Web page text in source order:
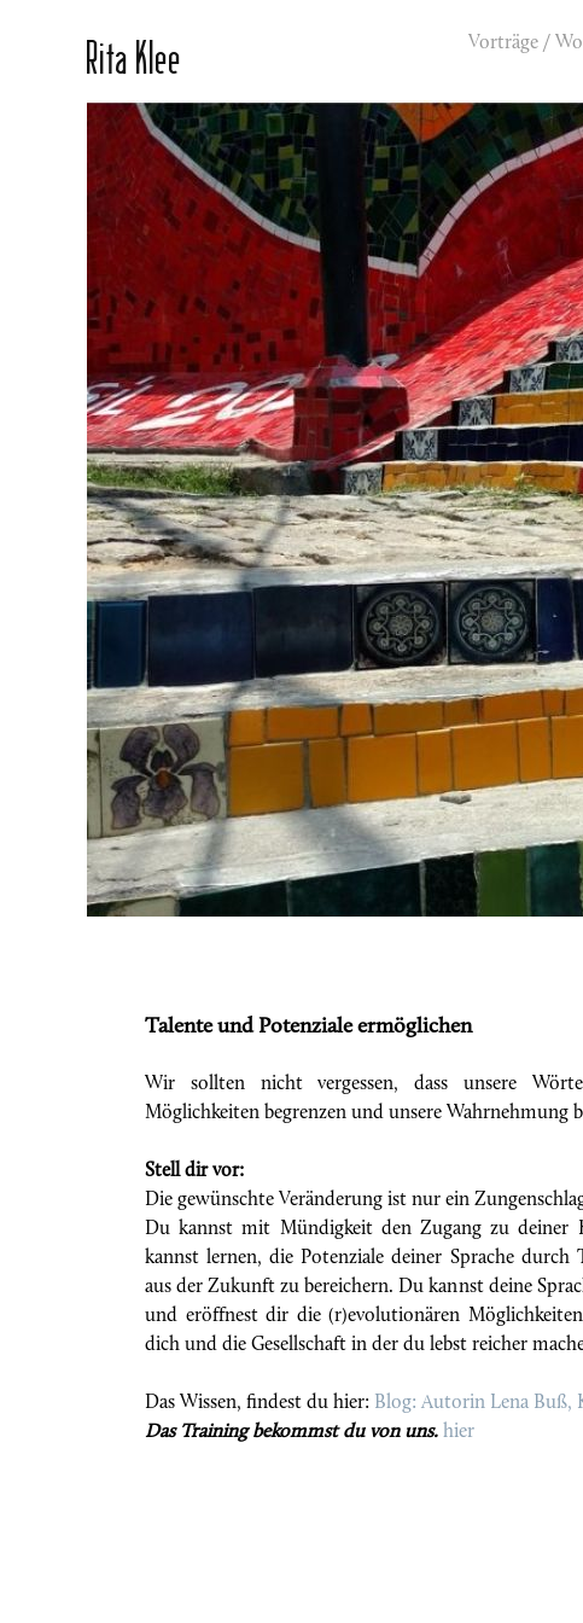
Rita Klee Vorträge /
Talente und Potenziale ermöglichen
Wir sollten nicht vergessen, dass unsere
Möglichkeiten begrenzen und unsere Wahrnehmung
Stell dir vor:
Die gewünschte Veränderung ist nur ein
Du kannst mit Mündigkeit den Zugang zu deiner
kannst lernen, die Potenziale deiner Sprache durch
aus der Zukunft zu bereichern. Du kannst deine
und eröffnest dir die (r)evolutionären
dich und die Gesellschaft in der du lebst reicher
Das Wissen, findest du hier: Blog: Autorin Lena Buß,
Das Training bekommst du von uns. hier